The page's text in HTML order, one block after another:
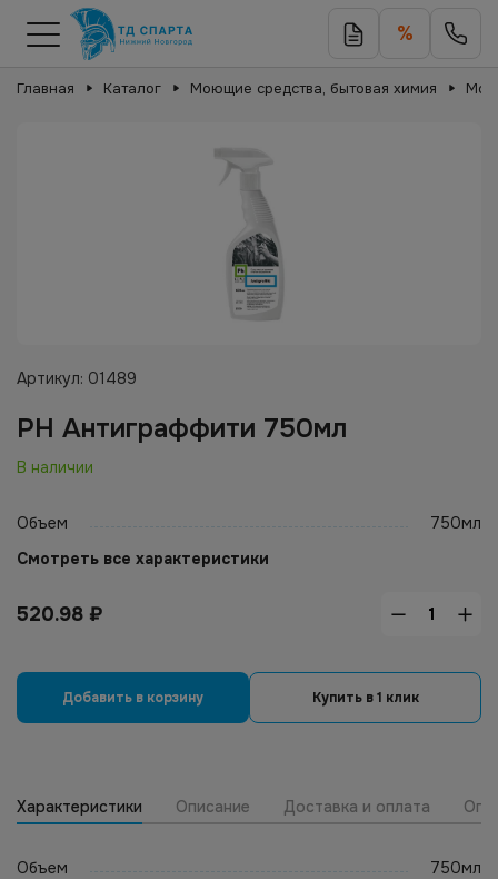
%
Главная Каталог Моющие средства, бытовая химия
Артикул: 01489
PH Антиграффити 750мл
В наличии
Объем
750мл
Смотреть все характеристики
520.98 ₽
Добавить в корзину Купить в 1 клик
Характеристики Описание Доставка и оплата
Объем 750мл